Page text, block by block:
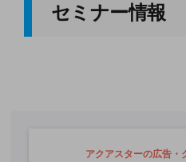
セミナー情報
アクアスターの広告・